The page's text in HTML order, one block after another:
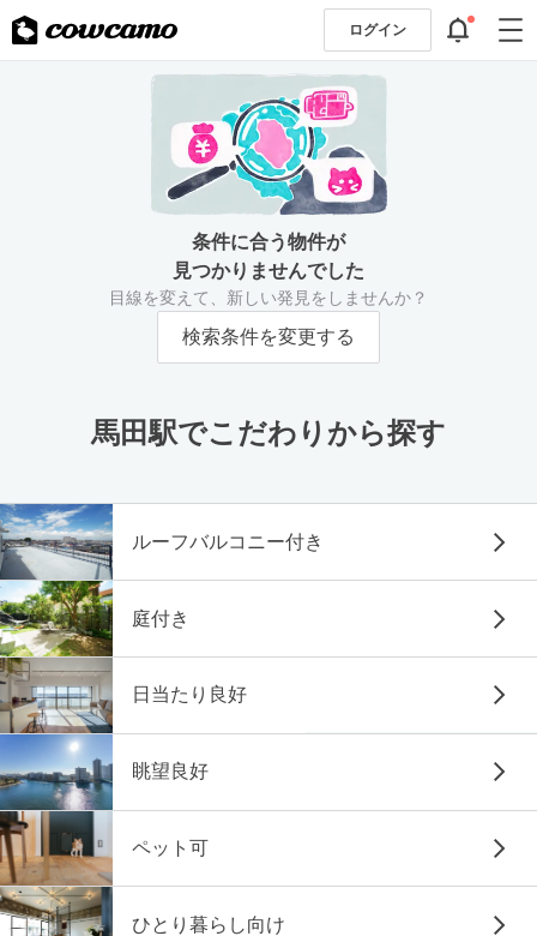
ログイン
条件に合う物件が
見つかりませんでした
目線を変えて、新しい発見をしませんか？
検索条件を変更する
馬田駅でこだわりから探す
ルーフバルコニー付き
庭付き
日当たり良好
眺望良好
ペット可
ひとり暮らし向け